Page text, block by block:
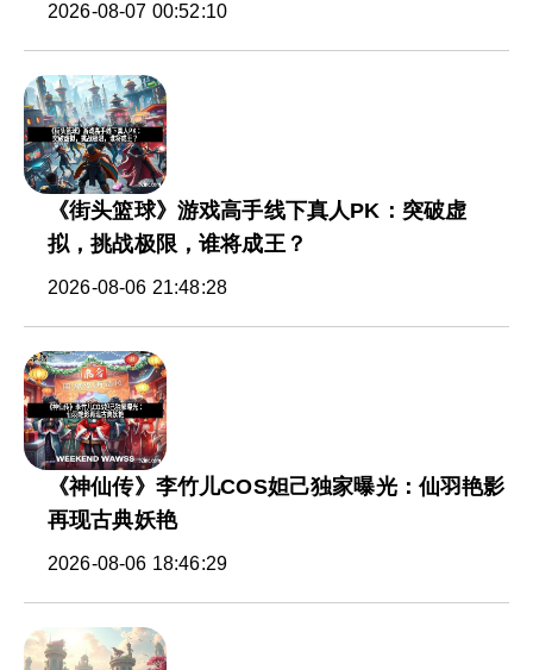
2026-08-07 00:52:10
《街头篮球》游戏高手线下真人PK：突破虚
拟，挑战极限，谁将成王？
2026-08-06 21:48:28
《神仙传》李竹儿COS妲己独家曝光：仙羽艳影
再现古典妖艳
2026-08-06 18:46:29